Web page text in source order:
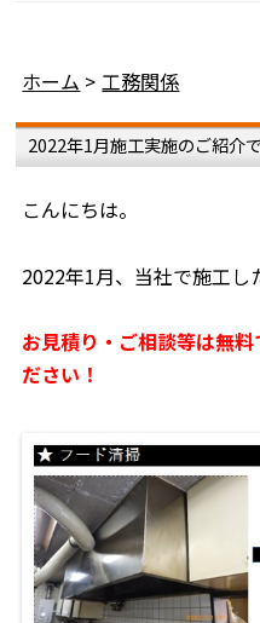
o
o
k
ホーム > 工務関係
2022年1月施工実施のご紹介で
こんにちは。
2022年1月、当社で施工し
お見積り・ご相談等は無
ださい！